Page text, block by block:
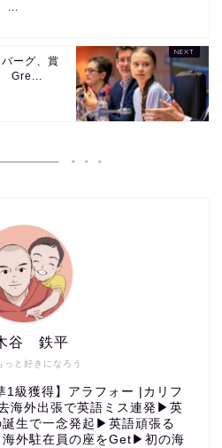
...
ーグ、賞
Gre...
っと好きになろう
谷 鉄平
級獲得】アラフォー |カリフ
海外出張で英語ミス連発▶︎英
生で一念発起▶︎英語頑張る
外駐在員の座をGet▶︎初の海